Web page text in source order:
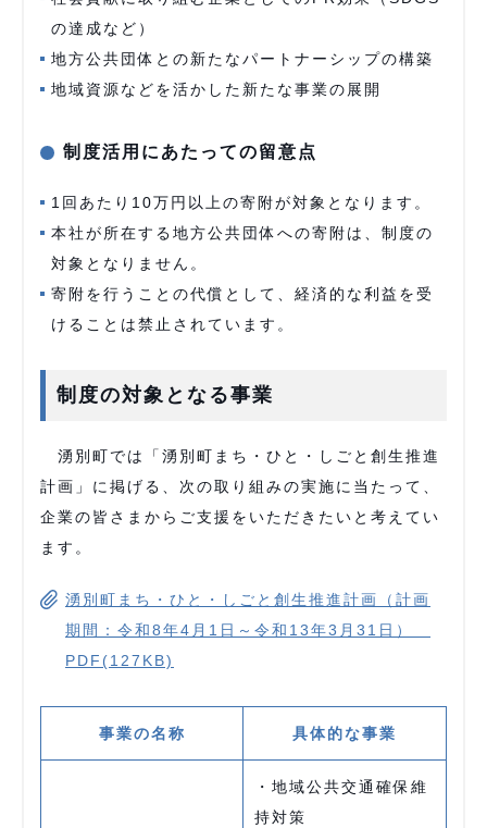
の達成など）
地方公共団体との新たなパートナーシップの構築
地域資源などを活かした新たな事業の展開
制度活用にあたっての留意点
1回あたり10万円以上の寄附が対象となります。
本社が所在する地方公共団体への寄附は、制度の
対象となりません。
寄附を行うことの代償として、経済的な利益を受
けることは禁止されています。
制度の対象となる事業
湧別町では「湧別町まち・ひと・しごと創生推進
計画」に掲げる、次の取り組みの実施に当たって、
企業の皆さまからご支援をいただきたいと考えてい
ます。
湧別町まち・ひと・しごと創生推進計画（計画
期間：令和8年4月1日～令和13年3月31日）
PDF(127KB)
事業の名称 具体的な事業
・地域公共交通確保維
持対策